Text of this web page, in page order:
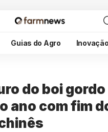
Guias do Agro Inovação
do boi gordo
ano com fim